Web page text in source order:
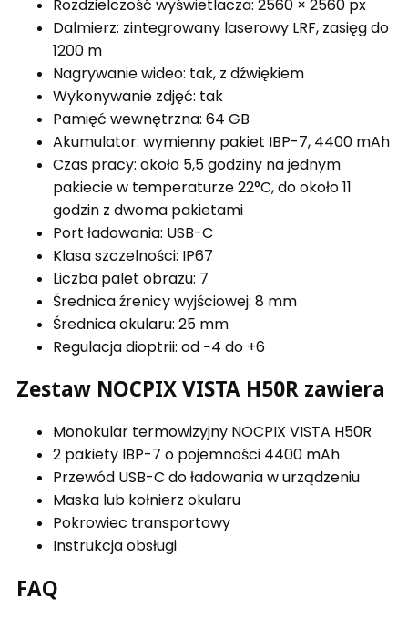
Rozdzielczość wyświetlacza: 2560 × 2560 px
Dalmierz: zintegrowany laserowy LRF, zasięg do
1200 m
Nagrywanie wideo: tak, z dźwiękiem
Wykonywanie zdjęć: tak
Pamięć wewnętrzna: 64 GB
Akumulator: wymienny pakiet IBP-7, 4400 mAh
Czas pracy: około 5,5 godziny na jednym
pakiecie w temperaturze 22°C, do około 11
godzin z dwoma pakietami
Port ładowania: USB-C
Klasa szczelności: IP67
Liczba palet obrazu: 7
Średnica źrenicy wyjściowej: 8 mm
Średnica okularu: 25 mm
Regulacja dioptrii: od −4 do +6
Zestaw NOCPIX VISTA H50R zawiera
Monokular termowizyjny NOCPIX VISTA H50R
2 pakiety IBP-7 o pojemności 4400 mAh
Przewód USB-C do ładowania w urządzeniu
Maska lub kołnierz okularu
Pokrowiec transportowy
Instrukcja obsługi
FAQ